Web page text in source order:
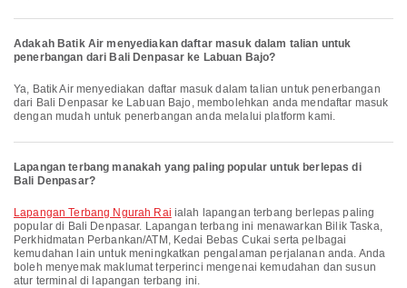
Adakah Batik Air menyediakan daftar masuk dalam talian untuk
penerbangan dari Bali Denpasar ke Labuan Bajo?
Ya, Batik Air menyediakan daftar masuk dalam talian untuk penerbangan
dari Bali Denpasar ke Labuan Bajo, membolehkan anda mendaftar masuk
dengan mudah untuk penerbangan anda melalui platform kami.
Lapangan terbang manakah yang paling popular untuk berlepas di
Bali Denpasar?
Lapangan Terbang Ngurah Rai ialah lapangan terbang berlepas paling
popular di Bali Denpasar. Lapangan terbang ini menawarkan Bilik Taska,
Perkhidmatan Perbankan/ATM, Kedai Bebas Cukai serta pelbagai
kemudahan lain untuk meningkatkan pengalaman perjalanan anda. Anda
boleh menyemak maklumat terperinci mengenai kemudahan dan susun
atur terminal di lapangan terbang ini.